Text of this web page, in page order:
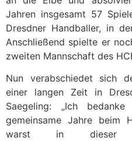
Jahren insgesamt 57
Dresdner Handballer, in
Anschließend spielte er
zweiten Mannschaft des
Nun verabschiedet sich
einer langen Zeit in
Saegeling: „Ich
gemeinsame Jahre beim
warst in dieser